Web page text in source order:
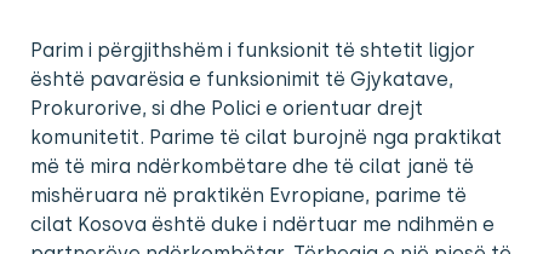
Parim i përgjithshëm i funksionit të shtetit ligjor
është pavarësia e funksionimit të Gjykatave,
Prokurorive, si dhe Polici e orientuar drejt
komunitetit. Parime të cilat burojnë nga praktikat
më të mira ndërkombëtare dhe të cilat janë të
mishëruara në praktikën Evropiane, parime të
cilat Kosova është duke i ndërtuar me ndihmën e